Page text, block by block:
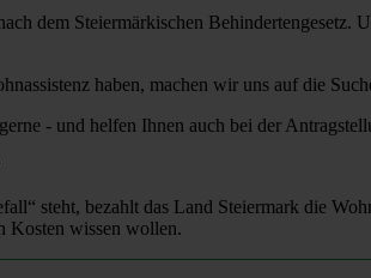
dem Steiermärkischen
haben, machen wir uns auf die
- und helfen Ihnen auch bei der
steht, bezahlt das Land Steiermark die
Kosten wissen wollen.